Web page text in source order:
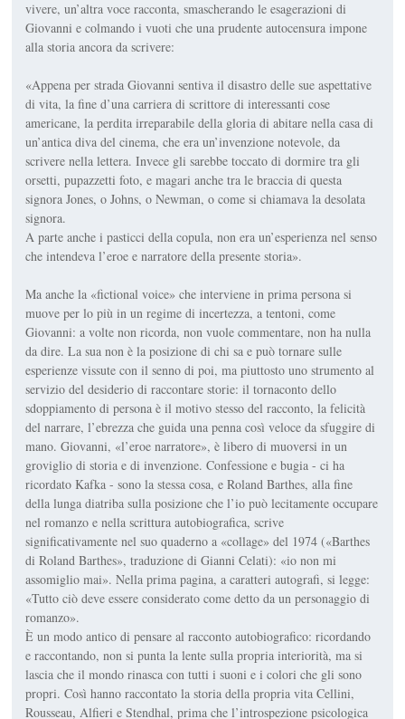
vivere, un’altra voce racconta, smascherando le esagerazioni di
Giovanni e colmando i vuoti che una prudente autocensura impone
alla storia ancora da scrivere:
«Appena per strada Giovanni sentiva il disastro delle sue aspettative
di vita, la fine d’una carriera di scrittore di interessanti cose
americane, la perdita irreparabile della gloria di abitare nella casa di
un’antica diva del cinema, che era un’invenzione notevole, da
scrivere nella lettera. Invece gli sarebbe toccato di dormire tra gli
orsetti, pupazzetti foto, e magari anche tra le braccia di questa
signora Jones, o Johns, o Newman, o come si chiamava la desolata
signora.
A parte anche i pasticci della copula, non era un’esperienza nel senso
che intendeva l’eroe e narratore della presente storia».
Ma anche la «fictional voice» che interviene in prima persona si
muove per lo più in un regime di incertezza, a tentoni, come
Giovanni: a volte non ricorda, non vuole commentare, non ha nulla
da dire. La sua non è la posizione di chi sa e può tornare sulle
esperienze vissute con il senno di poi, ma piuttosto uno strumento al
servizio del desiderio di raccontare storie: il tornaconto dello
sdoppiamento di persona è il motivo stesso del racconto, la felicità
del narrare, l’ebrezza che guida una penna così veloce da sfuggire di
mano. Giovanni, «l’eroe narratore», è libero di muoversi in un
groviglio di storia e di invenzione. Confessione e bugia - ci ha
ricordato Kafka - sono la stessa cosa, e Roland Barthes, alla fine
della lunga diatriba sulla posizione che l’io può lecitamente occupare
nel romanzo e nella scrittura autobiografica, scrive
significativamente nel suo quaderno a «collage» del 1974 («Barthes
di Roland Barthes», traduzione di Gianni Celati): «io non mi
assomiglio mai». Nella prima pagina, a caratteri autografi, si legge:
«Tutto ciò deve essere considerato come detto da un personaggio di
romanzo».
È un modo antico di pensare al racconto autobiografico: ricordando
e raccontando, non si punta la lente sulla propria interiorità, ma si
lascia che il mondo rinasca con tutti i suoni e i colori che gli sono
propri. Così hanno raccontato la storia della propria vita Cellini,
Rousseau, Alfieri e Stendhal, prima che l’introspezione psicologica